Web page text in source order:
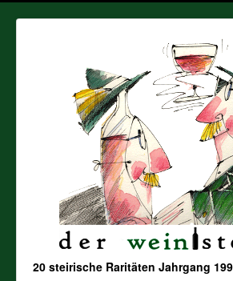
20 steirische Raritäten Jahrgang